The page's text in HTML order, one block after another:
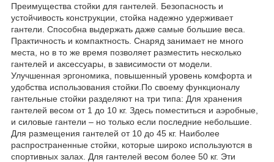
Преимущества стойки для гантелей. Безопасность и
устойчивость конструкции, стойка надежно удерживает
гантели. Способна выдержать даже самые большие веса.
Практичность и компактность. Снаряд занимает не много
места, но в то же время позволяет разместить несколько
гантелей и аксессуары, в зависимости от модели.
Улучшенная эргономика, повышенный уровень комфорта и
удобства использования стойки.По своему функционалу
гантельные стойки разделяют на три типа: Для хранения
гантелей весом от 1 до 10 кг. Здесь поместиться и аэробные,
и силовые гантели – но только если последние небольшие.
Для размещения гантелей от 10 до 45 кг. Наиболее
распространенные стойки, которые широко используются в
спортивных залах. Для гантелей весом более 50 кг. Эти